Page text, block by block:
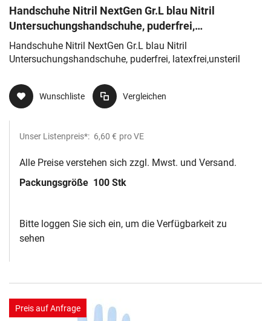
Handschuhe Nitril NextGen Gr.L blau Nitril
Untersuchungshandschuhe, puderfrei,
latexfrei,unsteril
Handschuhe Nitril NextGen Gr.L blau Nitril
Untersuchungshandschuhe, puderfrei, latexfrei,unsteril
Wunschliste Vergleichen
Unser Listenpreis*: 6,60 € pro VE
Alle Preise verstehen sich zzgl. Mwst. und Versand.
Packungsgröße 100 Stk
Bitte loggen Sie sich ein, um die Verfügbarkeit zu
sehen
Preis auf Anfrage